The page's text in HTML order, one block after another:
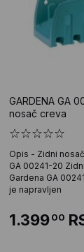
GARDENA GA
nosač creva
Opis - Zidni
GA 00241-20
Gardena GA
je napravljen
1.39900